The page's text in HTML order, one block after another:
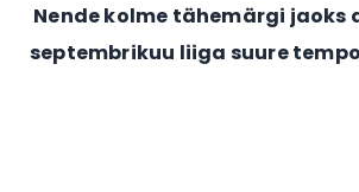
Nende kolme tähemärgi jaoks
septembrikuu liiga suure